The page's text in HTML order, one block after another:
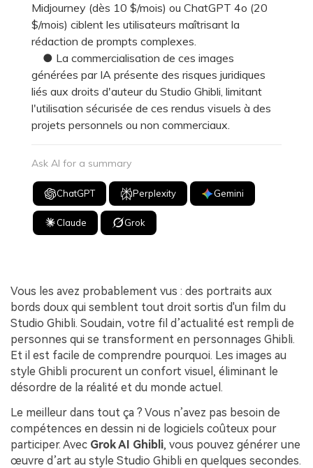
Midjourney (dès 10 $/mois) ou ChatGPT 4o (20
$/mois) ciblent les utilisateurs maîtrisant la
rédaction de prompts complexes.
● La commercialisation de ces images
générées par IA présente des risques juridiques
liés aux droits d'auteur du Studio Ghibli, limitant
l'utilisation sécurisée de ces rendus visuels à des
projets personnels ou non commerciaux.
Ask AI for a summary
ChatGPT Perplexity Gemini
Claude Grok
Vous les avez probablement vus : des portraits aux
bords doux qui semblent tout droit sortis d'un film du
Studio Ghibli. Soudain, votre fil d’actualité est rempli de
personnes qui se transforment en personnages Ghibli.
Et il est facile de comprendre pourquoi. Les images au
style Ghibli procurent un confort visuel, éliminant le
désordre de la réalité et du monde actuel.
Le meilleur dans tout ça ? Vous n’avez pas besoin de
compétences en dessin ni de logiciels coûteux pour
participer. Avec Grok AI Ghibli, vous pouvez générer une
œuvre d’art au style Studio Ghibli en quelques secondes.